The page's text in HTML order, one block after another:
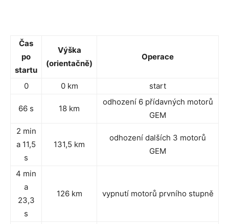
Čas
po
startu
Výška
(orientačně)
Operace
0 0 km start
66 s 18 km
odhození 6 přídavných motorů
GEM
2 min
a 11,5
s
131,5 km
odhození dalších 3 motorů
GEM
4 min
a
23,3
s
126 km vypnutí motorů prvního stupně